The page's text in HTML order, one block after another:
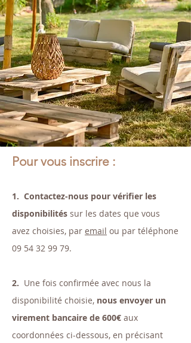
Pour vous inscrire :
1. Contactez-nous pour vérifier les
disponibilités sur les dates que vous
avez choisies, par email ou par téléphone
09 54 32 99 79.
2. Une fois confirmée avec nous la
disponibilité choisie, nous envoyer un
virement bancaire de 600€ aux
coordonnées ci-dessous, en précisant